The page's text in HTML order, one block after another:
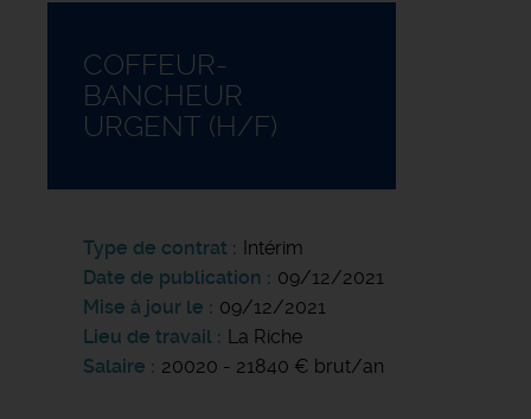
COFFEUR-
BANCHEUR
URGENT (H/F)
Type de contrat
Intérim
Date de publication
09/12/2021
Mise à jour le
09/12/2021
Lieu de travail
La Riche
Salaire
20020 - 21840 € brut/an